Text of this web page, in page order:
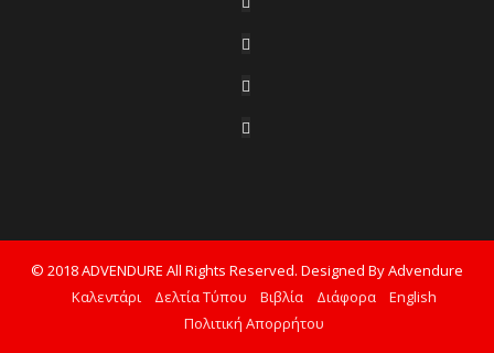
© 2018 ADVENDURE All Rights Reserved. Designed By Advendure
Καλεντάρι
Δελτία Τύπου Βιβλία Διάφορα
English
Πολιτική Απορρήτου